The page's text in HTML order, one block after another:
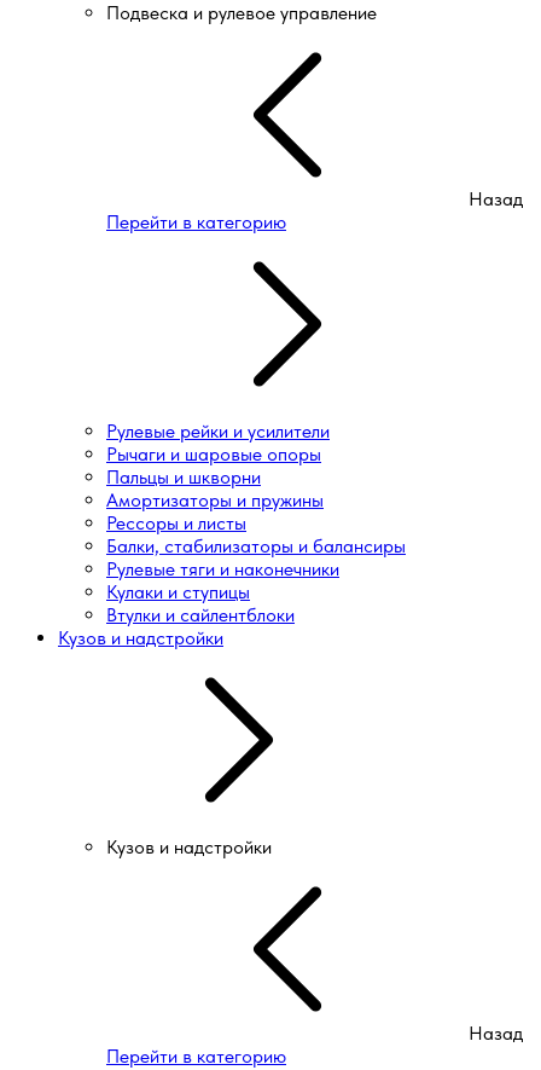
Подвеска и рулевое управление
Назад
Перейти в категорию
Рулевые рейки и усилители
Рычаги и шаровые опоры
Пальцы и шкворни
Амортизаторы и пружины
Рессоры и листы
Балки, стабилизаторы и балансиры
Рулевые тяги и наконечники
Кулаки и ступицы
Втулки и сайлентблоки
Кузов и надстройки
Кузов и надстройки
Назад
Перейти в категорию